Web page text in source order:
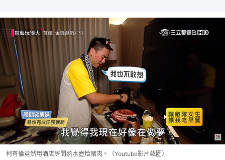
柯有倫竟然用酒店房間熱水壺烚豬肉。（Youtube影片截圖）